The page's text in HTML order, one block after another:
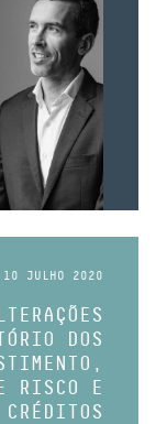
JULHO 2020
DOS
RISCO E